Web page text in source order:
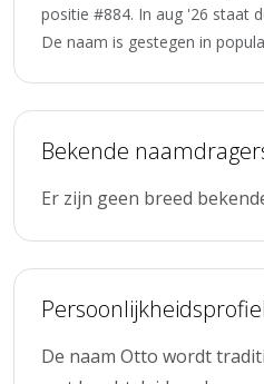
positie #884. In aug '26 staat
De naam is gestegen in
Bekende
Er zijn geen breed
De naam Otto wordt